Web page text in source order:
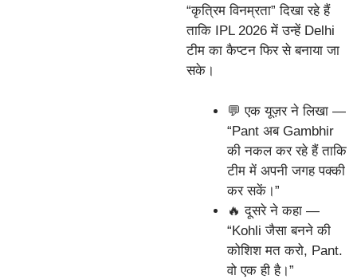
“कृत्रिम विनम्रता” दिखा रहे हैं
ताकि IPL 2026 में उन्हें Delhi
टीम का कैप्टन फिर से बनाया जा
सके।
💬 एक यूज़र ने लिखा —
“Pant अब Gambhir
की नकल कर रहे हैं ताकि
टीम में अपनी जगह पक्की
कर सकें।”
🔥 दूसरे ने कहा —
“Kohli जैसा बनने की
कोशिश मत करो, Pant.
वो एक ही है।”